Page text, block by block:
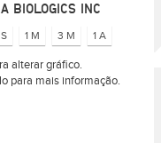
BIOLOGICS INC
alterar gráfico.
para mais informação.